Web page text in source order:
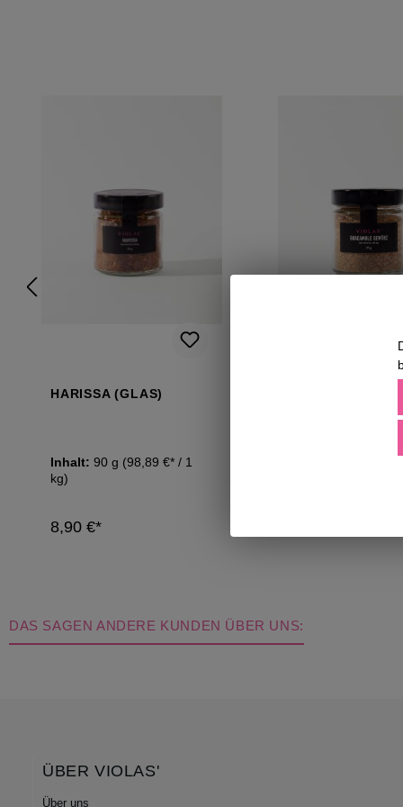
HARISSA (GLAS)
Inhalt: 90 g (98,89 €* / 1
kg)
8,90 €*
DAS SAGEN ANDERE KUNDEN ÜBER UNS:
ÜBER VIOLAS'
Über uns